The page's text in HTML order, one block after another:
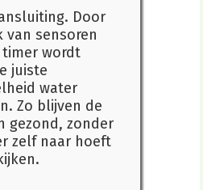
Door
van sensoren
timer wordt
juiste
water
Zo blijven de
gezond, zonder
zelf naar hoeft